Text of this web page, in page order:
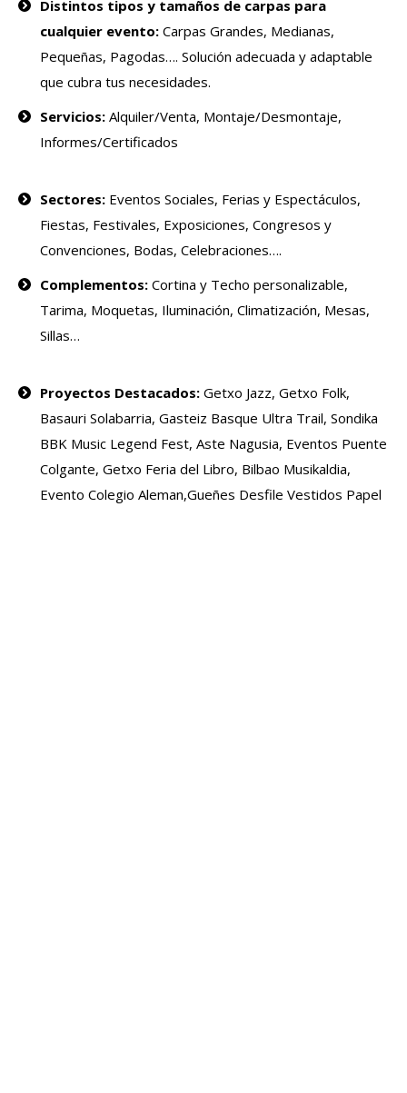
Distintos tipos y tamaños de carpas para
cualquier evento: Carpas Grandes, Medianas,
Pequeñas, Pagodas…. Solución adecuada y adaptable
que cubra tus necesidades.
Servicios: Alquiler/Venta, Montaje/Desmontaje,
Informes/Certificados
Sectores: Eventos Sociales, Ferias y Espectáculos,
Fiestas, Festivales, Exposiciones, Congresos y
Convenciones, Bodas, Celebraciones….
Complementos: Cortina y Techo personalizable,
Tarima, Moquetas, Iluminación, Climatización, Mesas,
Sillas…
Proyectos Destacados: Getxo Jazz, Getxo Folk,
Basauri Solabarria, Gasteiz Basque Ultra Trail, Sondika
BBK Music Legend Fest, Aste Nagusia, Eventos Puente
Colgante, Getxo Feria del Libro, Bilbao Musikaldia,
Evento Colegio Aleman,Gueñes Desfile Vestidos Papel